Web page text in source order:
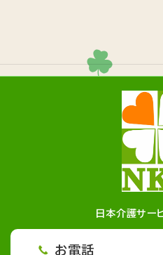
日本介護サー
お電話